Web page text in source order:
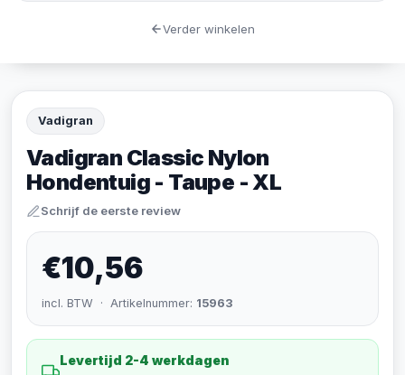
Vadigran
Vadigran Classic Nylon
Hondentuig - Taupe - XL
Schrijf de eerste review
€10,56
incl. BTW · Artikelnummer: 15963
Levertijd 2-4 werkdagen
Verder winkelen